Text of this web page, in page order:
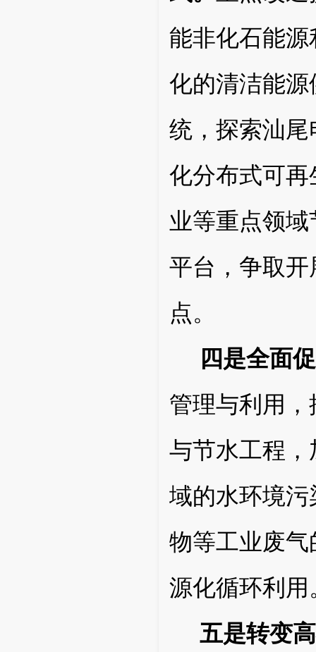
能非化石能
化的清洁能
统，探索汕
化分布式可
业等重点领
平台，争取
点。
四是全面
管理与利用
与节水工程
域的水环境
物等工业废
源化循环利用
五是转变